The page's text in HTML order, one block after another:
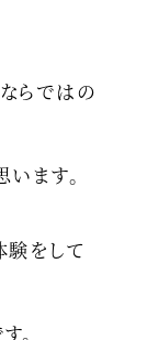
らではの
ます。
験をして
。